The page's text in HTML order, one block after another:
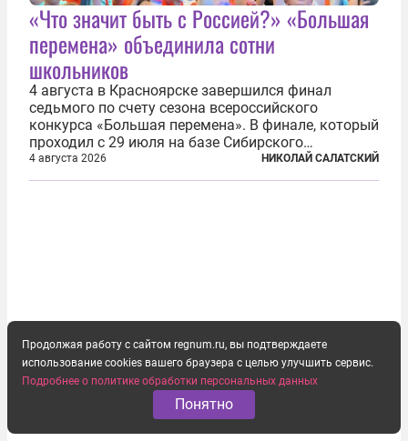
«Что значит быть с Россией?» «Большая
перемена» объединила сотни
школьников
4 августа в Красноярске завершился финал
седьмого по счету сезона всероссийского
конкурса «Большая перемена». В финале, который
проходил с 29 июля на базе Сибирского
федерального университета, собрались более 800
молодых участников — школьников 5–7-х классов
4 августа 2026 НИКОЛАЙ САЛАТСКИЙ
Продолжая работу с сайтом regnum.ru, вы подтверждаете
использование cookies вашего браузера с целью улучшить сервис.
Подробнее о политике обработки персональных данных
Понятно